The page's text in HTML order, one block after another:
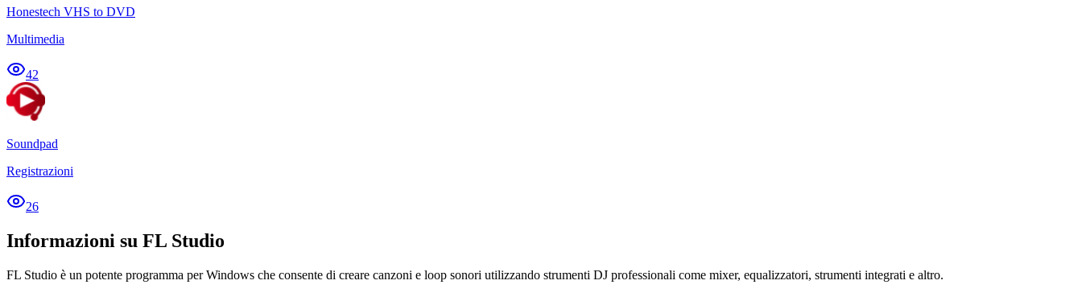
Honestech VHS to DVD
Multimedia
42
Soundpad
Registrazioni
26
Informazioni su FL Studio
FL Studio è un potente programma per Windows che consente di creare canzoni e loop sonori utilizzando strumenti DJ professionali come mixer, equalizzatori, strumenti integrati e altro.